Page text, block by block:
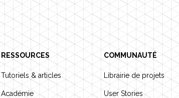
RESSOURCES
Tutoriels & articles
Académie
COMMUNAUTÉ
Librairie de projets
User Stories